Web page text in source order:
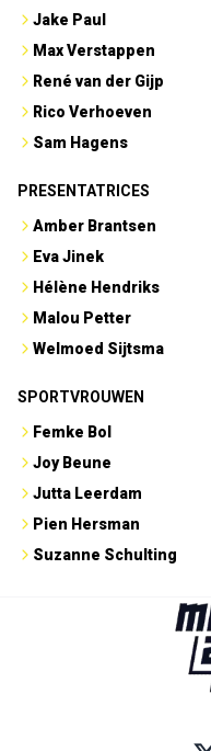
Jake Paul
Max Verstappen
René van der Gijp
Rico Verhoeven
Sam Hagens
PRESENTATRICES
Amber Brantsen
Eva Jinek
Hélène Hendriks
Malou Petter
Welmoed Sijtsma
SPORTVROUWEN
Femke Bol
Joy Beune
Jutta Leerdam
Pien Hersman
Suzanne Schulting